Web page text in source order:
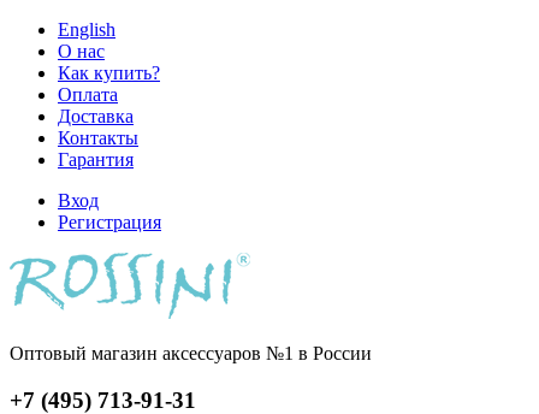
English
О нас
Как купить?
Оплата
Доставка
Контакты
Гарантия
Вход
Регистрация
Оптовый магазин аксессуаров №1 в России
+7 (495) 713-91-31